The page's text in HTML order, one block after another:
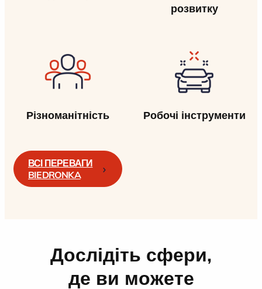
розвитку
Різноманітність Робочі інструменти
ВСІ ПЕРЕВАГИ
BIEDRONKA
Дослідіть сфери,
де ви можете